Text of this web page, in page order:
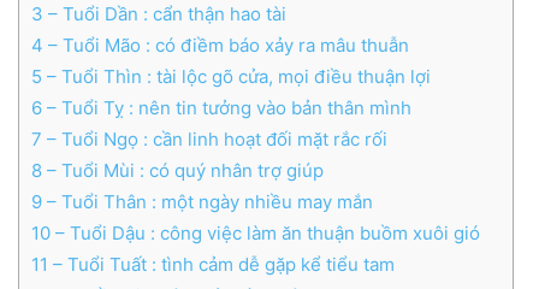
3 – Tuổi Dần : cẩn thận hao tài
4 – Tuổi Mão : có điềm báo xảy ra mâu thuẫn
5 – Tuổi Thìn : tài lộc gõ cửa, mọi điều thuận lợi
6 – Tuổi Tỵ : nên tin tưởng vào bản thân mình
7 – Tuổi Ngọ : cần linh hoạt đối mặt rắc rối
8 – Tuổi Mùi : có quý nhân trợ giúp
9 – Tuổi Thân : một ngày nhiều may mắn
10 – Tuổi Dậu : công việc làm ăn thuận buồm xuôi gió
11 – Tuổi Tuất : tình cảm dễ gặp kể tiểu tam